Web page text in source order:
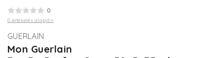
0
0 értékelés alapján
GUERLAIN
Mon Guerlain